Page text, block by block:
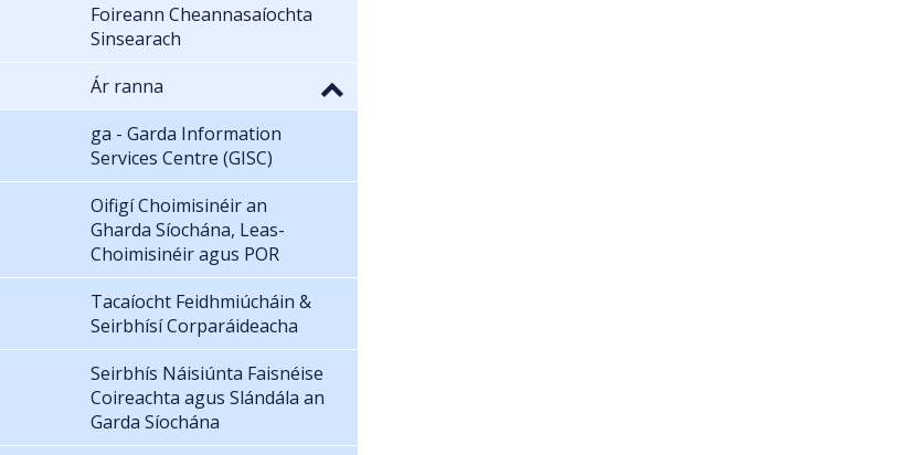
Foireann Cheannasaíochta
Sinsearach
Ár ranna
ga - Garda Information
Services Centre (GISC)
Oifigí Choimisinéir an
Gharda Síochána, Leas-
Choimisinéir agus POR
Tacaíocht Feidhmiúcháin &
Seirbhísí Corparáideacha
Seirbhís Náisiúnta Faisnéise
Coireachta agus Slándála an
Garda Síochána